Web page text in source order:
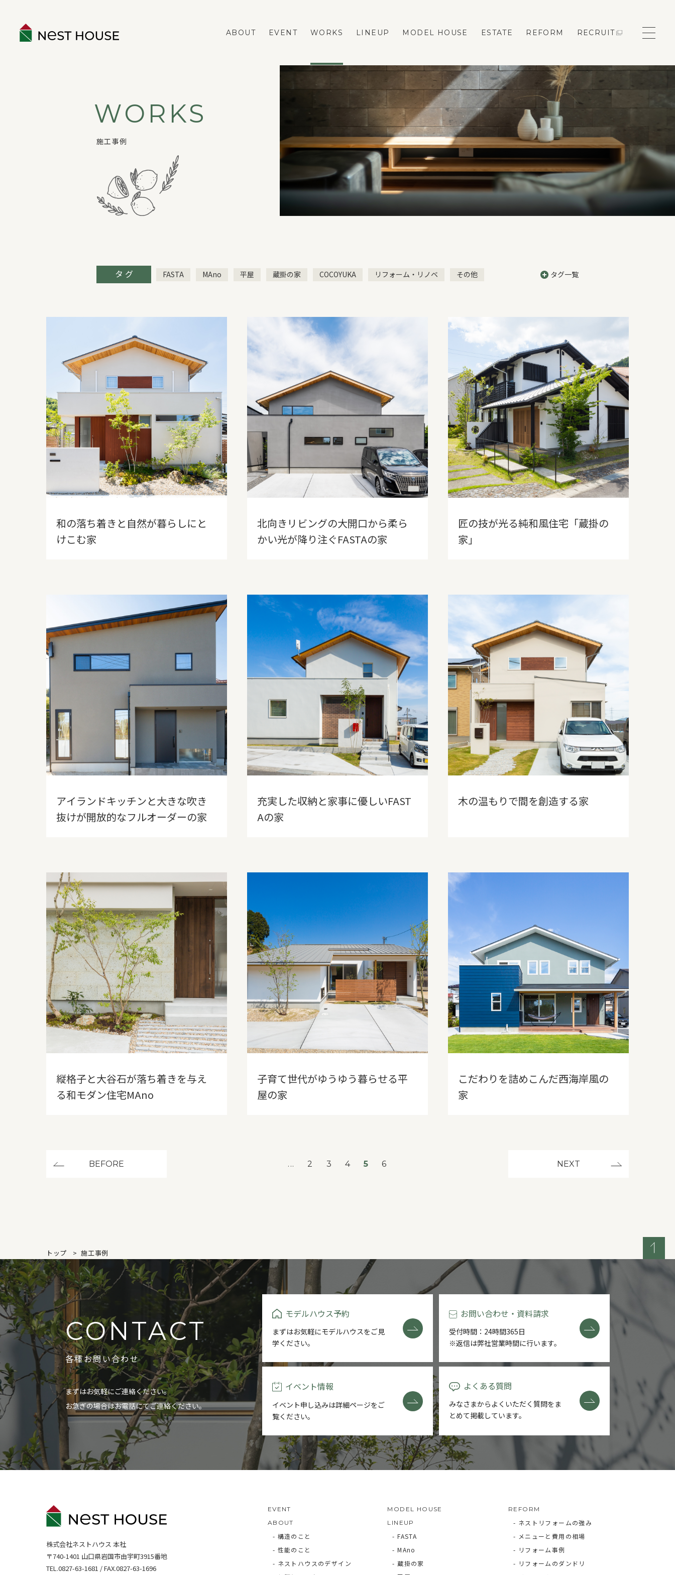
ABOUT EVENT WORKS LINEUP MODEL HOUSE ESTATE REFORM RECRUIT
ABOUT
ネストハウスのデザイン
保証とアフター
家づくりの流れ
新築住宅
LINEUP REFORM
ネストリフォームの強み
メニューと費用の相場
リフォーム事例
リフォームのダンドリ
リフォームのFAQ
BLOG
モデルハウス来場予約
新築住宅のお問い合わせ
リフォームのお問い合わせ
WORKS
施工事例
タ グ FASTA MAno 平屋 蔵掛の家 COCOYUKA リフォーム・リノベ その他 タグ一覧
タグ一覧
和の落ち着きと自然が暮らしにと
けこむ家
北向きリビングの大開口から柔ら
かい光が降り注ぐFASTAの家
匠の技が光る純和風住宅「蔵掛の
家」
アイランドキッチンと大きな吹き
抜けが開放的なフルオーダーの家
充実した収納と家事に優しいFAST
Aの家
木の温もりで間を創造する家
縦格子と大谷石が落ち着きを与え
る和モダン住宅MAno
子育て世代がゆうゆう暮らせる平
屋の家
こだわりを詰めこんだ西海岸風の
家
BEFORE ... 2 3 4 5 6 NEXT
トップ 施工事例
CONTACT
各種お問い合わせ
まずはお気軽にご連絡ください。
お急ぎの場合はお電話にてご連絡ください。
モデルハウス予約
まずはお気軽にモデルハウスをご見
学ください。
お問い合わせ・資料請求
受付時間：24時間365日
※返信は弊社営業時間に行います。
イベント情報
イベント申し込みは詳細ページをご
覧ください。
よくある質問
みなさまからよくいただく質問をま
とめて掲載しています。
株式会社ネストハウス 本社
〒740-1401 山口県岩国市由宇町3915番地
TEL.0827-63-1681 / FAX.0827-63-1696
EVENT
ABOUT
- 構造のこと
- 性能のこと
- ネストハウスのデザイン
MODEL HOUSE
LINEUP
- FASTA
- MAno
- 蔵掛の家
REFORM
- ネストリフォームの強み
- メニューと費用の相場
- リフォーム事例
- リフォームのダンドリ